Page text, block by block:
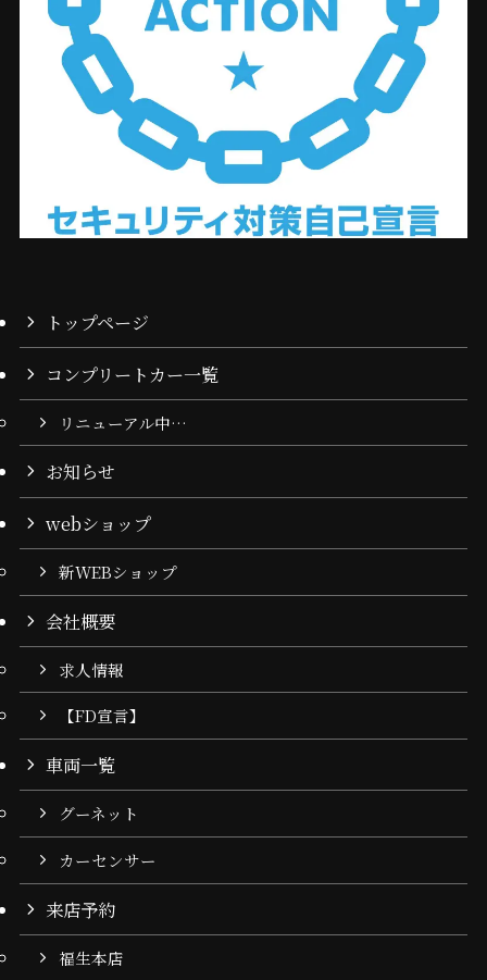
トップページ
コンプリートカー一覧
リニューアル中…
お知らせ
webショップ
新WEBショップ
会社概要
求人情報
【FD宣言】
車両一覧
グーネット
カーセンサー
来店予約
福生本店